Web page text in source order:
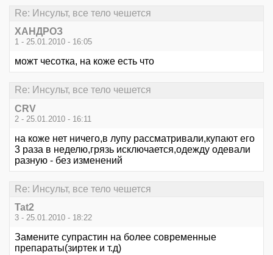
Re: Инсульт, все тело чешется
ХАНДРОЗ
1 - 25.01.2010 - 16:05
можт чесотка, на коже есть что
Re: Инсульт, все тело чешется
CRV
2 - 25.01.2010 - 16:11
на коже нет ничего,в лупу рассматривали,купают его
3 раза в неделю,грязь исключается,одежду одевали
разную - без изменений
Re: Инсульт, все тело чешется
Tat2
3 - 25.01.2010 - 18:22
Замените супрастин на более современные
препараты(зиртек и т.д)